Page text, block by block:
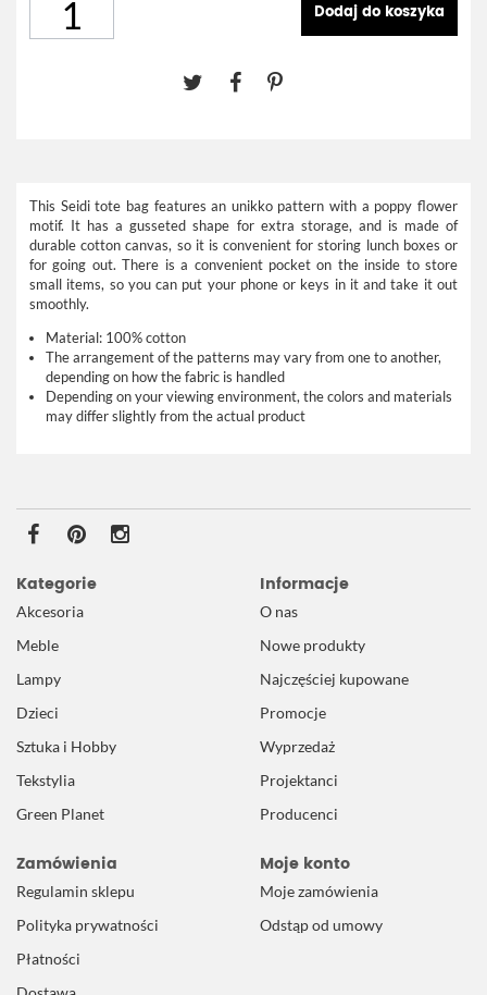
Dodaj do koszyka
This Seidi tote bag features an unikko pattern with a poppy flower
motif. It has a gusseted shape for extra storage, and is made of
durable cotton canvas, so it is convenient for storing lunch boxes or
for going out. There is a convenient pocket on the inside to store
small items, so you can put your phone or keys in it and take it out
smoothly.
Material: 100% cotton
The arrangement of the patterns may vary from one to another,
depending on how the fabric is handled
Depending on your viewing environment, the colors and materials
may differ slightly from the actual product
Kategorie
Akcesoria
Meble
Lampy
Dzieci
Sztuka i Hobby
Tekstylia
Green Planet
Informacje
O nas
Nowe produkty
Najczęściej kupowane
Promocje
Wyprzedaż
Projektanci
Producenci
Zamówienia
Regulamin sklepu
Polityka prywatności
Płatności
Moje konto
Moje zamówienia
Odstąp od umowy